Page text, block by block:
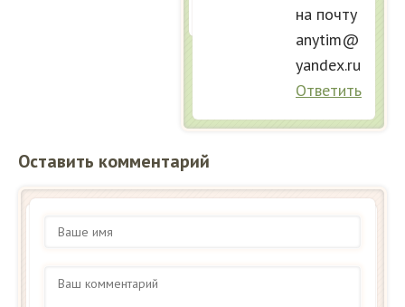
на почту
anytim@
yandex.ru
Ответить
Оставить комментарий